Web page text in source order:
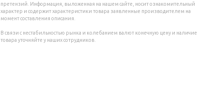
претензий. Информация, выложенная на нашем сайте, носит ознакомительный
характер и содержит характеристики товара заявленные производителем на
момент составления описания.
В связи с нестабильностью рынка и колебанием валют конечную цену и наличие
товара уточняйте у наших сотрудников.